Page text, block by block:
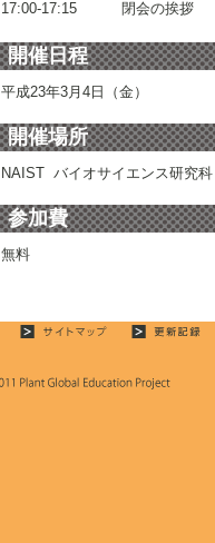
17:00-17:15
閉会の挨拶
開催日程
平成23年3月4日（金）
開催場所
NAIST バイオサイエンス研究
参加費
無料